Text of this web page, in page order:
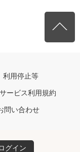
利用停止等
サービス利用規約
問い合わせ
グイン